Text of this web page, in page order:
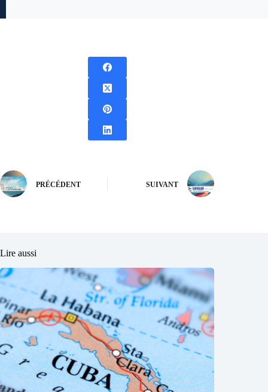
PRÉCÉDENT SUIVANT
Lire aussi